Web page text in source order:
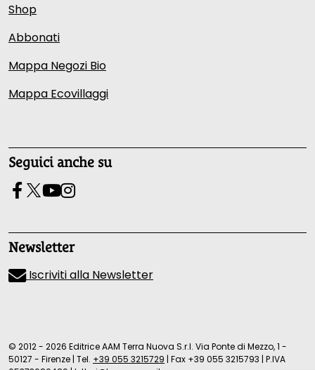
Shop
Abbonati
Mappa Negozi Bio
Mappa Ecovillaggi
Seguici anche su
Newsletter
Iscriviti alla Newsletter
© 2012 - 2026 Editrice AAM Terra Nuova S.r.l. Via Ponte di Mezzo, 1 -
50127 - Firenze | Tel. +39 055 3215729 | Fax +39 055 3215793 | P.IVA